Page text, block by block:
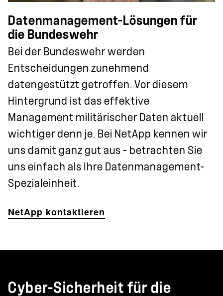
Datenmanagement-Lösungen für
die Bundeswehr
Bei der Bundeswehr werden
Entscheidungen zunehmend
datengestützt getroffen. Vor diesem
Hintergrund ist das effektive
Management militärischer Daten aktuell
wichtiger denn je. Bei NetApp kennen wir
uns damit ganz gut aus – betrachten Sie
uns einfach als Ihre Datenmanagement-
Spezialeinheit.
NetApp kontaktieren
Cyber-Sicherheit für die